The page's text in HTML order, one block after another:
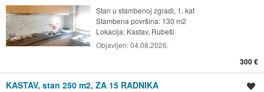
Stan u stambenoj zgradi, 1. kat
Stambena površina: 130 m2
Lokacija: Kastav, Rubeši
Objavljen:04.08.2026.
300 €
KASTAV, stan 250 m2, ZA 15 RADNIKA